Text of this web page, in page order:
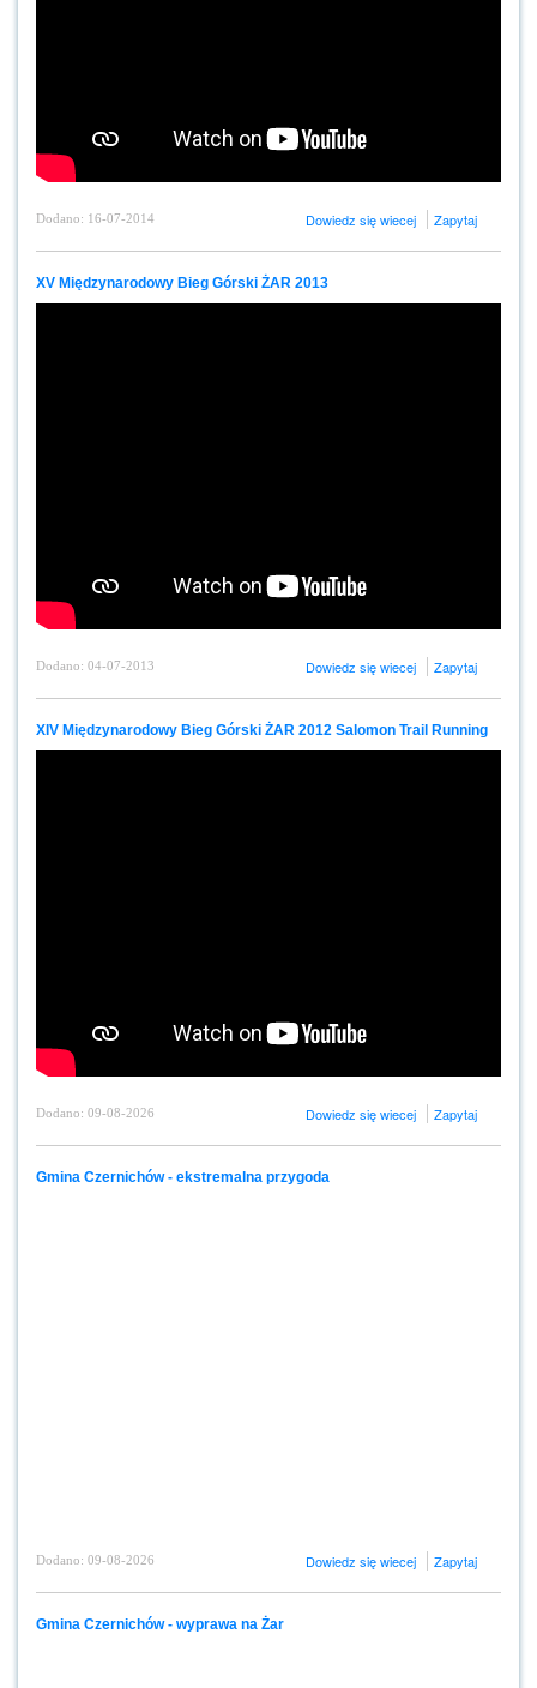
Dodano: 16-07-2014 Dowiedz się wiecej Zapytaj
XV Międzynarodowy Bieg Górski ŻAR 2013
Dodano: 04-07-2013 Dowiedz się wiecej Zapytaj
XIV Międzynarodowy Bieg Górski ŻAR 2012 Salomon Trail Running
Dodano: 09-08-2026 Dowiedz się wiecej Zapytaj
Gmina Czernichów - ekstremalna przygoda
Dodano: 09-08-2026 Dowiedz się wiecej Zapytaj
Gmina Czernichów - wyprawa na Żar